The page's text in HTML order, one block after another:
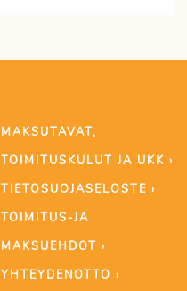
MAKSUTAVAT,
TOIMITUSKULUT JA UKK ›
TIETOSUOJASELOSTE ›
TOIMITUS-JA
MAKSUEHDOT ›
YHTEYDENOTTO ›